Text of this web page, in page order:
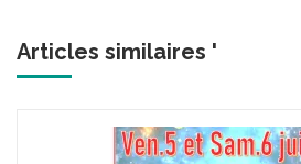
Articles similaires '